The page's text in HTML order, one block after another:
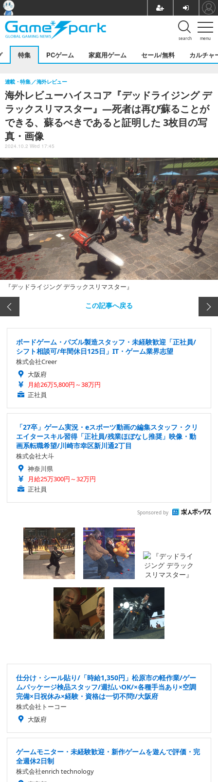
menu
search
特集 PCゲーム 家庭用ゲーム セール/無料 カルチャ
海外レビューハイスコア『デッドライジング デ
ラックスリマスター』―死者は再び蘇ることが
できる、蘇るべきであると証明した 3枚目の写
真・画像
連載・特集 海外レビュー
2024.10.2 Wed 17:45
『デッドライジング デラックスリマスター』
この記事へ戻る
ボードゲーム・パズル製造スタッフ・未経験歓迎「正社員/
シフト相談可/年間休日125日」IT・ゲーム業界志望
株式会社Creer
大阪府
月給26万5,800円～38万円
正社員
「27卒」ゲーム実況・eスポーツ動画の編集スタッフ・クリ
エイタースキル習得「正社員/残業ほぼなし推奨」映像・動
画系転職希望/川崎市幸区新川通2丁目
株式会社大斗
神奈川県
月給25万300円～32万円
正社員
Sponsored by
仕分け・シール貼り/「時給1,350円」松原市の軽作業/ゲー
ムパッケージ検品スタッフ/週払いOK/×各種手当あり×空調
完備×日祝休み×経験・資格は一切不問!/大阪府
株式会社トーコー
大阪府
ゲームモニター・未経験歓迎・新作ゲームを遊んで評価・完
全週休2日制
株式会社enrich technology